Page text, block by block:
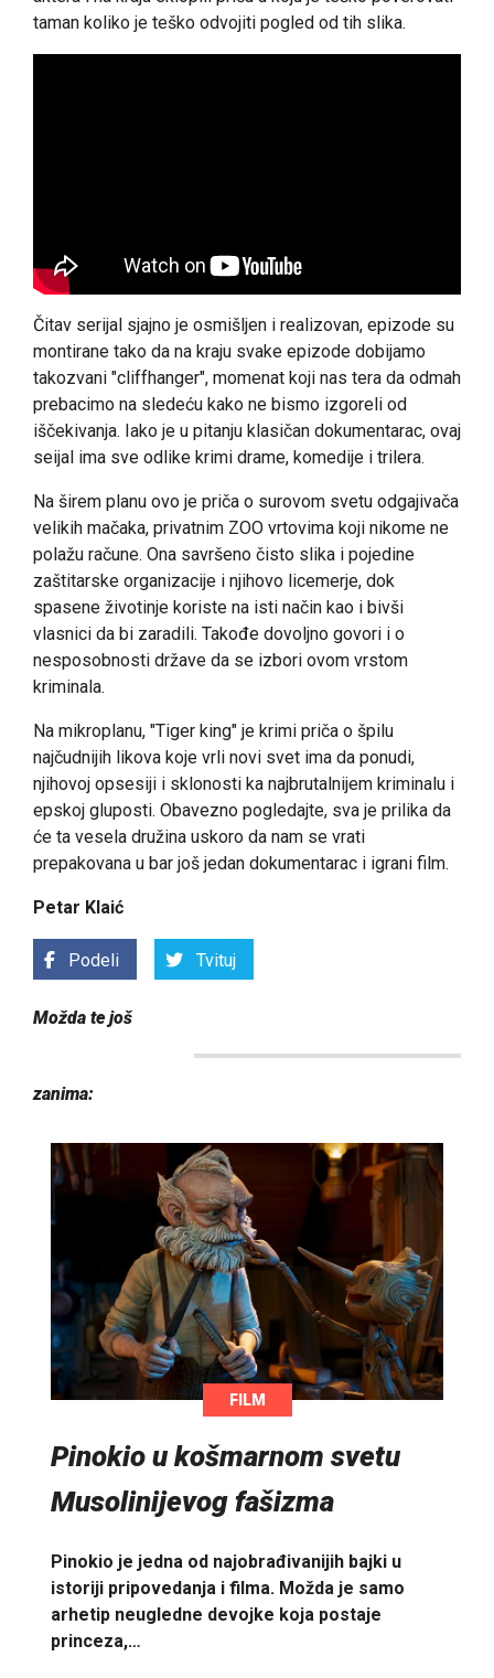
taman koliko je teško odvojiti pogled od tih slika.
Čitav serijal sjajno je osmišljen i realizovan, epizode su
montirane tako da na kraju svake epizode dobijamo
takozvani "cliffhanger", momenat koji nas tera da odmah
prebacimo na sledeću kako ne bismo izgoreli od
iščekivanja. Iako je u pitanju klasičan dokumentarac, ovaj
seijal ima sve odlike krimi drame, komedije i trilera.
Na širem planu ovo je priča o surovom svetu odgajivača
velikih mačaka, privatnim ZOO vrtovima koji nikome ne
polažu račune. Ona savršeno čisto slika i pojedine
zaštitarske organizacije i njihovo licemerje, dok
spasene životinje koriste na isti način kao i bivši
vlasnici da bi zaradili. Takođe dovoljno govori i o
nesposobnosti države da se izbori ovom vrstom
kriminala.
Na mikroplanu, "Tiger king" je krimi priča o špilu
najčudnijih likova koje vrli novi svet ima da ponudi,
njihovoj opsesiji i sklonosti ka najbrutalnijem kriminalu i
epskoj gluposti. Obavezno pogledajte, sva je prilika da
će ta vesela družina uskoro da nam se vrati
prepakovana u bar još jedan dokumentarac i igrani film.
Petar Klaić
Podeli Tvituj
Možda te još
zanima:
FILM
Pinokio u košmarnom svetu
Musolinijevog fašizma
Pinokio je jedna od najobrađivanijih bajki u
istoriji pripovedanja i filma. Možda je samo
arhetip neugledne devojke koja postaje
princeza,…